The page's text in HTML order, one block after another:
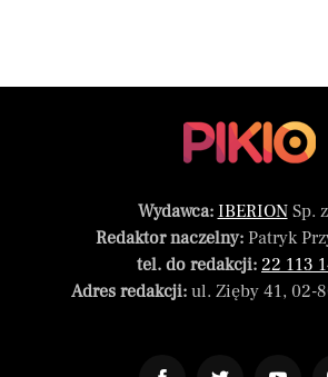
Wydawca: IBERIONSp.
Redaktor naczelny:Patryk
tel. do redakcji: 22 113
Adres redakcji:ul. Zięby 41, 02-